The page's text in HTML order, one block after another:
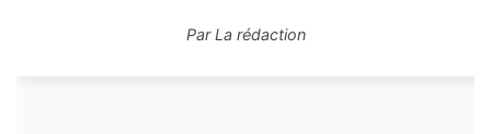
ParLa rédaction